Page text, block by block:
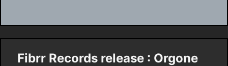
Fibrr Records release : Orgone